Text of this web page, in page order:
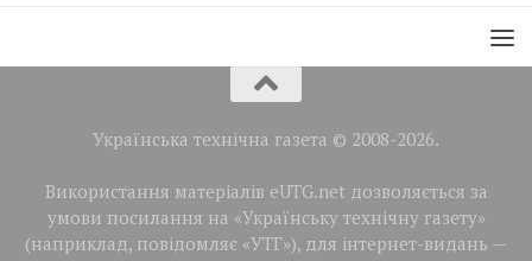
Українська технічна газета © 2008-2026.
Використання матеріалів eUTG.net дозволяється за
умови посилання на «Українську технічну газету»
(наприклад, повідомляє «УТГ»), для інтернет-видань —